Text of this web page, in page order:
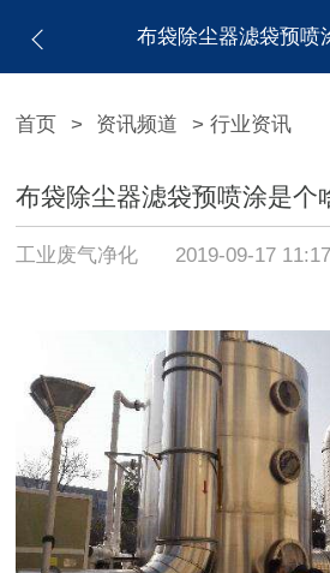
布袋除尘器滤袋预喷
首页 > 资讯频道 > 行业资讯
布袋除尘器滤袋预喷涂是个
工业废气净化 2019-09-17 11:17